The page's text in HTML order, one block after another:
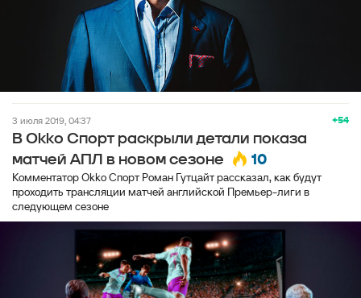
+54
3 июля 2019, 04:37
В Okko Спорт раскрыли детали показа
матчей АПЛ в новом сезоне
10
Комментатор Okko Спорт Роман Гутцайт рассказал, как будут
проходить трансляции матчей английской Премьер-лиги в
следующем сезоне